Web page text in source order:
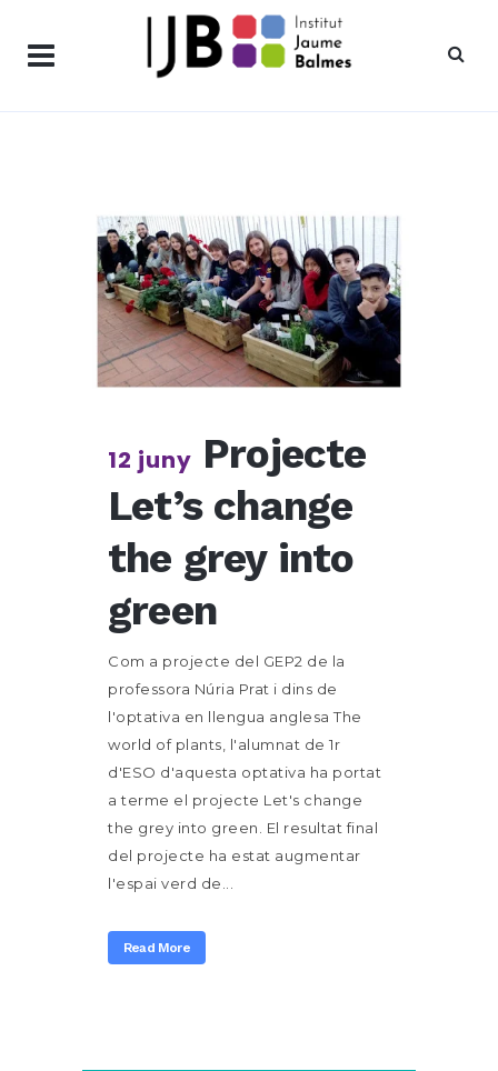
12 juny Projecte
Let’s change
the grey into
green
Com a projecte del GEP2 de la
professora Núria Prat i dins de
l'optativa en llengua anglesa The
world of plants, l'alumnat de 1r
d'ESO d'aquesta optativa ha portat
a terme el projecte Let's change
the grey into green. El resultat final
del projecte ha estat augmentar
l'espai verd de...
Read More